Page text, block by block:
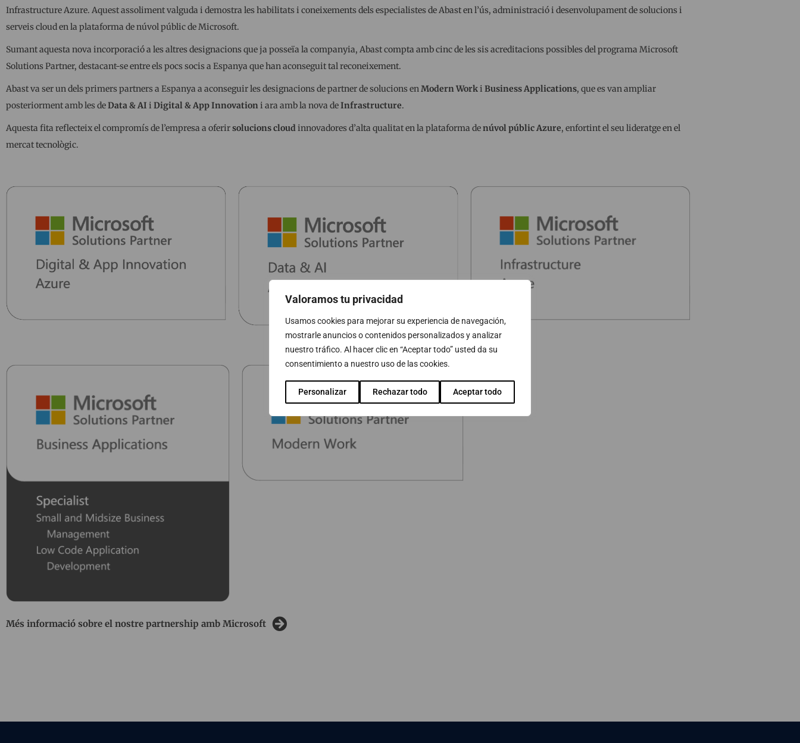
Valoramos tu privacidad
Usamos cookies para mejorar su experiencia de navegación,
mostrarle anuncios o contenidos personalizados y analizar
nuestro tráfico. Al hacer clic en “Aceptar todo” usted da su
consentimiento a nuestro uso de las cookies.
Personalizar Rechazar todo Aceptar todo
Infrastructure Azure. Aquest assoliment valguda i demostra les habilitats i coneixements dels especialistes de Abast en l’ús, administració i desenvolupament de solucions i
serveis cloud en la plataforma de núvol públic de Microsoft.
Sumant aquesta nova incorporació a les altres designacions que ja posseïa la companyia, Abast compta amb cinc de les sis acreditacions possibles del programa Microsoft
Solutions Partner, destacant-se entre els pocs socis a Espanya que han aconseguit tal reconeixement.
Abast va ser un dels primers partners a Espanya a aconseguir les designacions de partner de solucions enModern Worki Business Applications, que es van ampliar
posteriorment amb les deData & AI i Digital & App Innovationi ara amb la nova deInfrastructure.
Aquesta fita reflecteix el compromís de l’empresa a oferirsolucions cloudinnovadores d’alta qualitat en la plataforma denúvol públic Azure, enfortint el seu lideratge en el
mercat tecnològic.
Més informació sobre el nostre partnership amb Microsoft